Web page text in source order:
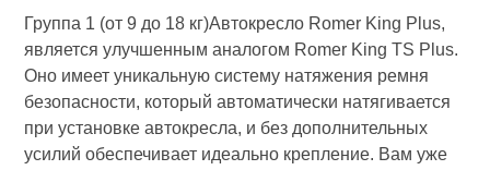
Группа 1 (от 9 до 18 кг)Автокресло Romer King Plus,
является улучшенным аналогом Romer King TS Plus.
Оно имеет уникальную систему натяжения ремня
безопасности, который автоматически натягивается
при установке автокресла, и без дополнительных
усилий обеспечивает идеально крепление. Вам уже